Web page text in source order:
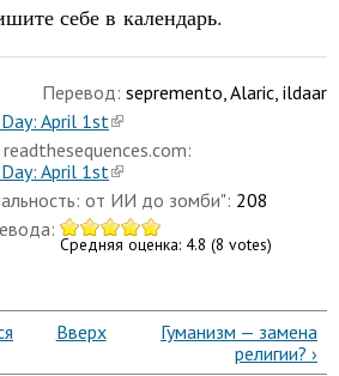
себе в календарь.
Перевод: sepremento, Alaric, ildaar
April 1st
April 1st
от ИИ до зомби": 208
Средняя оценка: 4.8 (8 votes)
Вверх
Гуманизм — замена
религии? ›